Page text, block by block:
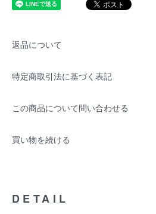
返品について
特定商取引法に基づく表記
この商品について問い合わせる
買い物を続ける
DETAIL